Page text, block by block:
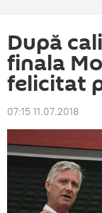
După
finala
felicitat
07:15 11.07.2018